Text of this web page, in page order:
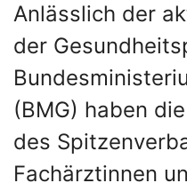
Anlässlich der
der
(BMG) haben
des
Fachärztinnen